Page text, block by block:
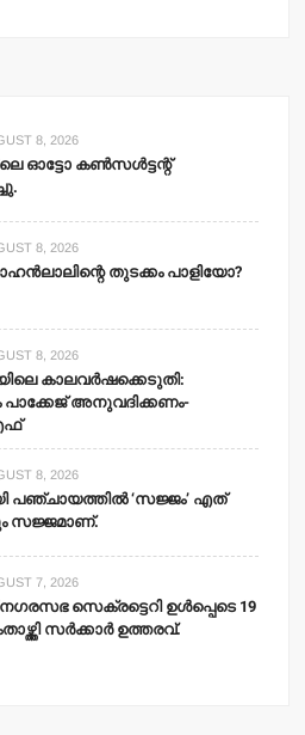
8, 2026
ഓട്ടോ കണ്‍സള്‍ട്ടന്റ്
8, 2026
തുടക്കം പാളിയോ?
8, 2026
കാലവര്‍ഷക്കെടുതി:
അനുവദിക്കണം-
8, 2026
പഞ്ചായത്തില്‍ ‘സജ്ജം’ എത്
സജ്ജമാണ്.
7, 2026
നഗരസഭ സെക്രട്ടെറി ഉള്‍പ്പെടെ 19
സര്‍ക്കാര്‍ ഉത്തരവ്.